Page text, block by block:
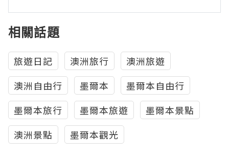
相關話題
旅遊日記 澳洲旅行
澳洲旅遊
澳洲自由行
墨爾本
墨爾本自由行
墨爾本旅行
墨爾本旅遊
墨爾本景點
澳洲景點
墨爾本觀光